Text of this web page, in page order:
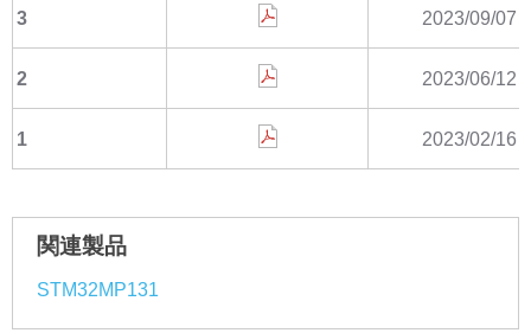
3 2023/09/07
2 2023/06/12
1 2023/02/16
関連製品
STM32MP131